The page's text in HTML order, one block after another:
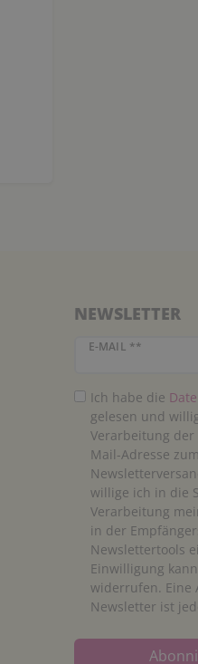
NEWSLETTER
E-MAIL **
Newsletter Honig
Ich habe die
gelesen und
Verarbeitung der
Mail-Adresse
willige ich in die
Verarbeitung
in der
Newslettertools
Einwilligung
widerrufen. Eine
Newsletter ist